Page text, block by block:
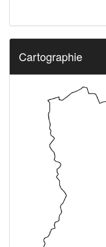
Cartographie